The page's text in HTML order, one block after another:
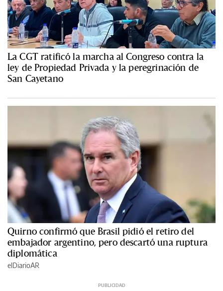
La CGT ratificó la marcha al Congreso contra la
ley de Propiedad Privada y la peregrinación de
San Cayetano
Quirno confirmó que Brasil pidió el retiro del
embajador argentino, pero descartó una ruptura
diplomática
elDiarioAR